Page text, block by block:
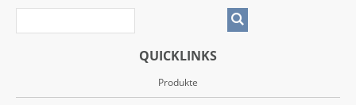
QUICKLINKS
Produkte